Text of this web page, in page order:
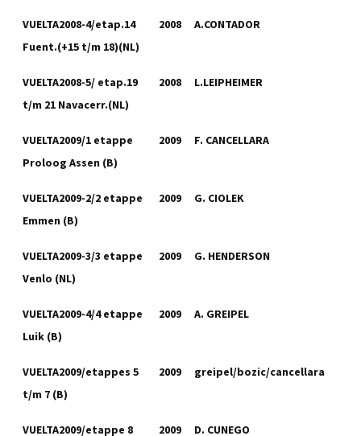
VUELTA2008-4/etap.14
Fuent.(+15 t/m 18)(NL)
2008 A.CONTADOR
VUELTA2008-5/ etap.19
t/m 21 Navacerr.(NL)
2008 L.LEIPHEIMER
VUELTA2009/1 etappe
Proloog Assen (B)
2009 F. CANCELLARA
VUELTA2009-2/2 etappe
Emmen (B)
2009 G. CIOLEK
VUELTA2009-3/3 etappe
Venlo (NL)
2009 G. HENDERSON
VUELTA2009-4/4 etappe
Luik (B)
2009 A. GREIPEL
VUELTA2009/etappes 5
t/m 7 (B)
2009 greipel/bozic/cancellara
VUELTA2009/etappe 8 2009 D. CUNEGO